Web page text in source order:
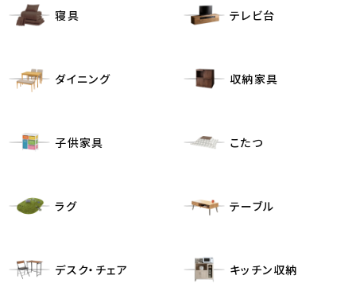
寝具 テレビ台
ダイニング 収納家具
子供家具 こたつ
ラグ テーブル
デスク・チェア キッチン収納